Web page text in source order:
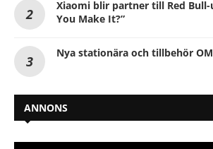
Xiaomi blir partner till Red Bull-
You Make It?”
Nya stationära och tillbehör
ANNONS